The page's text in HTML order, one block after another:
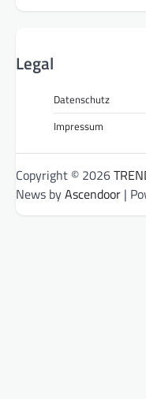
Legal
Datenschutz
Impressum
Copyright © 2026
News byAscendoor |